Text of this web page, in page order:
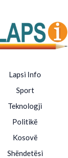
Lapsi Info
Sport
Teknologji
Politikë
Kosovë
Shëndetësi